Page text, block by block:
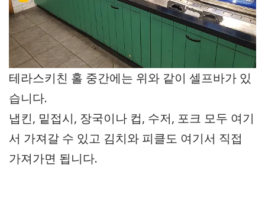
테라스키친 홀 중간에는 위와 같이 셀프바가 있
습니다.
냅킨, 밑접시, 장국이나 컵, 수저, 포크 모두 여기
서 가져갈 수 있고 김치와 피클도 여기서 직접
가져가면 됩니다.